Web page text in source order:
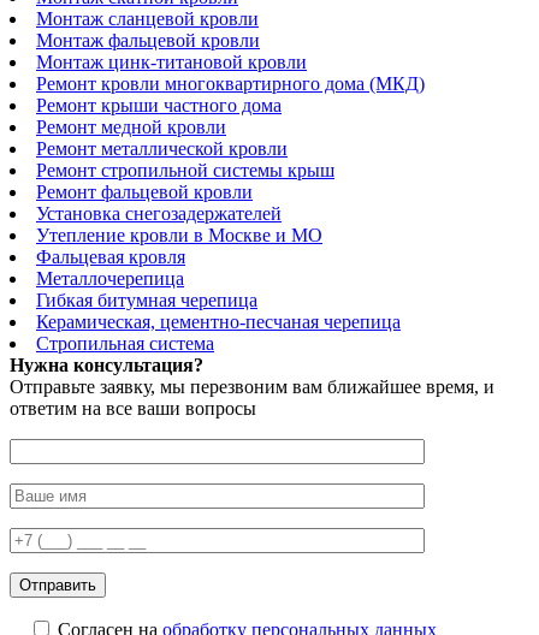
Монтаж сланцевой кровли
Монтаж фальцевой кровли
Монтаж цинк-титановой кровли
Ремонт кровли многоквартирного дома (МКД)
Ремонт крыши частного дома
Ремонт медной кровли
Ремонт металлической кровли
Ремонт стропильной системы крыш
Ремонт фальцевой кровли
Установка снегозадержателей
Утепление кровли в Москве и МО
Фальцевая кровля
Металлочерепица
Гибкая битумная черепица
Керамическая, цементно-песчаная черепица
Стропильная система
Нужна консультация?
Отправьте заявку, мы перезвоним вам ближайшее время, и
ответим на все ваши вопросы
Согласен на обработку персональных данных